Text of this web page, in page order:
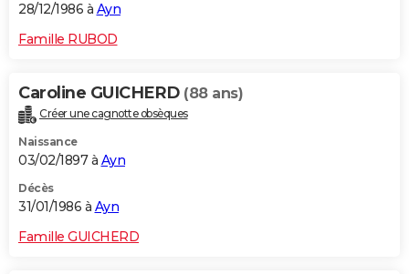
28/12/1986 à Ayn
Famille RUBOD
Caroline GUICHERD (88 ans)
Créer une cagnotte obsèques
Naissance
03/02/1897 à Ayn
Décès
31/01/1986 à Ayn
Famille GUICHERD